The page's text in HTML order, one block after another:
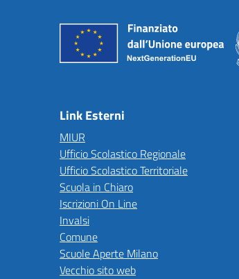
Link Esterni
MIUR
Ufficio Scolastico Regionale
Ufficio Scolastico Territoriale
Scuola in Chiaro
Iscrizioni On Line
Invalsi
Comune
Scuole Aperte Milano
Vecchio sito web